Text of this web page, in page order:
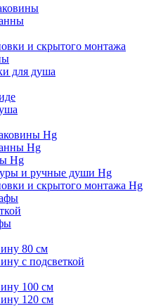
и скрытого монтажа
для душа
Hg
Hg
Hg
и ручные души Hg
и скрытого монтажа Hg
80 см
с подсветкой
100 см
120 см